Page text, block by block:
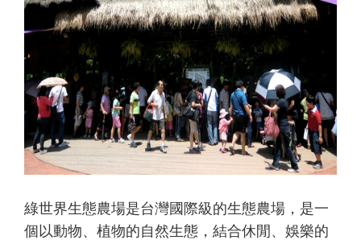
綠世界生態農場是台灣國際級的生態農場，是一
個以動物、植物的自然生態，結合休閒、娛樂的